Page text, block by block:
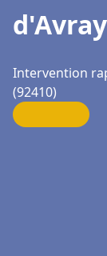
d'Avray
Intervention
(92410)